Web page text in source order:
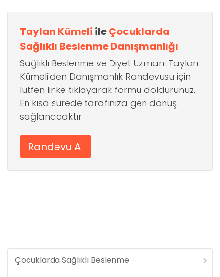
Taylan Kümeli ileÇocuklarda
Sağlıklı Beslenme Danışmanlığı
Sağlıklı Beslenme ve Diyet Uzmanı Taylan
Kümeli'den Danışmanlık Randevusu için
lütfen linke tıklayarak formu doldurunuz.
En kısa sürede tarafınıza geri dönüş
sağlanacaktır.
Randevu Al
Çocuklarda Sağlıklı Beslenme